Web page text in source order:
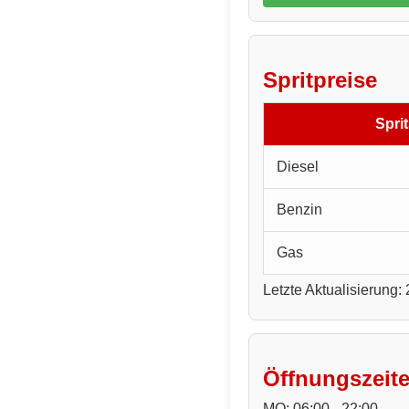
Spritpreise
Diesel
Benzin
Gas
Letzte Aktualisierung: